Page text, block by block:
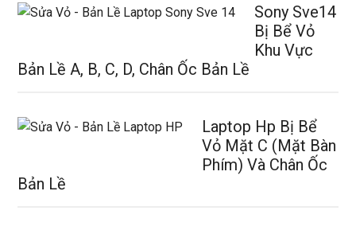
Sony Sve14
Bị Bể Vỏ
Khu Vực
Bản Lề A, B, C, D, Chân Ốc Bản Lề
Laptop Hp Bị Bể
Vỏ Mặt C (Mặt Bàn
Phím) Và Chân Ốc
Bản Lề